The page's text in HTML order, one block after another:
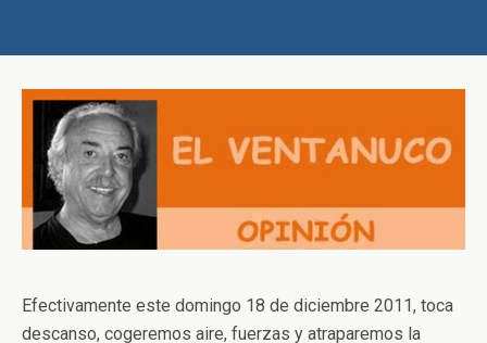
Efectivamente este domingo 18 de diciembre 2011, toca
descanso, cogeremos aire, fuerzas y atraparemos la